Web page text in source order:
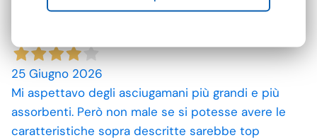
25 Giugno 2026
Mi aspettavo degli asciugamani più grandi e più
assorbenti. Però non male se si potesse avere le
caratteristiche sopra descritte sarebbe top